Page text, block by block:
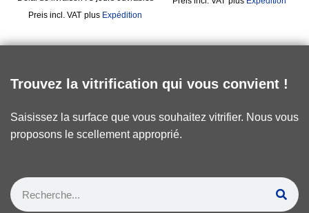
incl. VAT plus Expédition
Trouvez la vitrification qui vous convient !
Saisissez la surface que vous souhaitez vitrifier. Nous vous
proposons le scellement approprié.